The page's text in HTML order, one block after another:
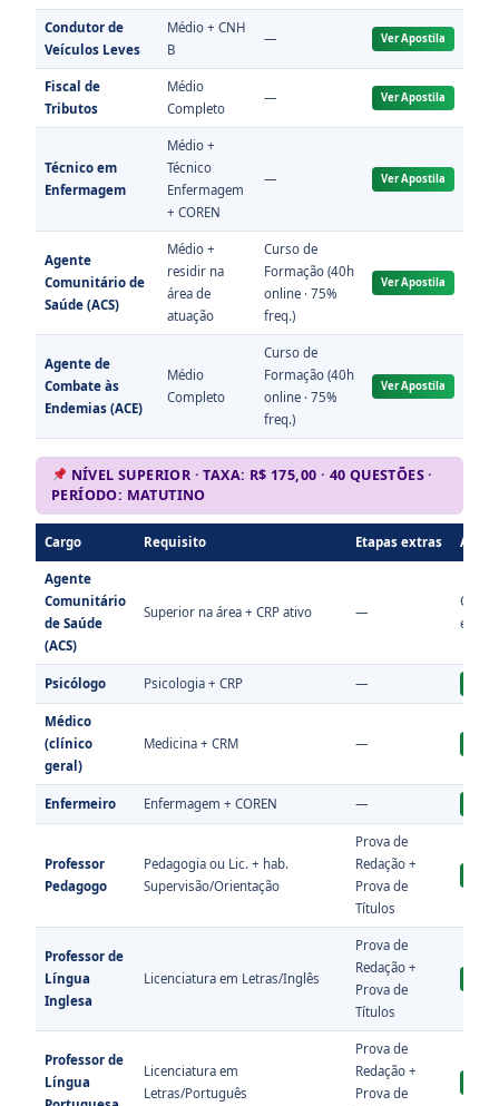
Condutor de
Veículos Leves
Médio + CNH
B
— Ver Apostila
Fiscal de
Tributos
Médio
Completo
— Ver Apostila
Técnico em
Enfermagem
Médio +
Técnico
Enfermagem
+ COREN
— Ver Apostila
Agente
Comunitário de
Saúde (ACS)
Médio +
residir na
área de
atuação
Curso de
Formação (40h
online · 75%
freq.)
Ver Apostila
Agente de
Combate às
Endemias (ACE)
Médio
Completo
Curso de
Formação (40h
online · 75%
freq.)
Ver Apostila
NÍVEL SUPERIOR · TAXA: R$ 175,00 · 40 QUESTÕES ·
PERÍODO: MATUTINO
Cargo Requisito Etapas extras
Agente
Comunitário
de Saúde
(ACS)
Superior na área + CRP ativo —
edital
Psicólogo Psicologia + CRP —
Médico
(clínico
geral)
Medicina + CRM —
Enfermeiro Enfermagem + COREN —
Professor
Pedagogo
Pedagogia ou Lic. + hab.
Supervisão/Orientação
Prova de
Redação +
Prova de
Títulos
Professor de
Língua
Inglesa
Licenciatura em Letras/Inglês
Prova de
Redação +
Prova de
Títulos
Professor de
Língua
Licenciatura em
Letras/Português
Prova de
Redação +
Prova de